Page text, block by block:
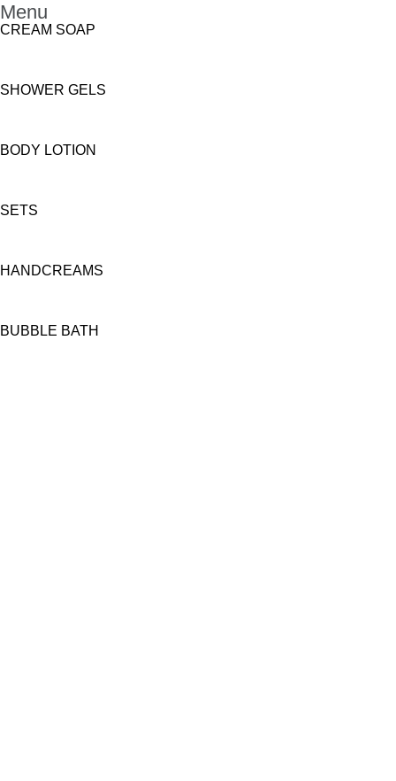
Menu
CREAM SOAP
SHOWER GELS
BODY LOTION
SETS
HANDCREAMS
BUBBLE BATH